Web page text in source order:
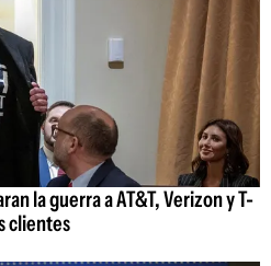
la guerra a AT&T, Verizon y T-
clientes